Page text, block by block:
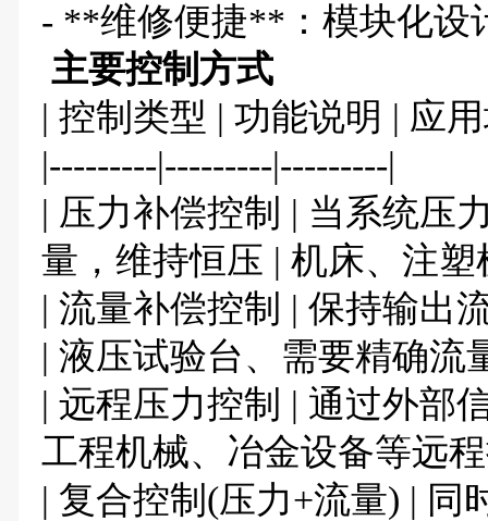
- **维修便捷**：模块化设
主要控制方式
| 控制类型 | 功能说明 | 应
|---------|---------|---------|
| 压力补偿控制 | 当系统压
量，维持恒压 | 机床、注
| 流量补偿控制 | 保持输出
| 液压试验台、需要精确流
| 远程压力控制 | 通过外部
工程机械、冶金设备等远
| 复合控制(压力+流量) | 同